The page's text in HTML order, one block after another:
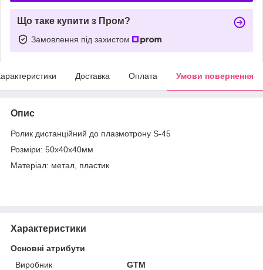
Що таке купити з Пром?
Замовлення під захистом
Доставка Оплата Умови повернення
Опис
Ролик дистанційний до плазмотрону S-45
Розміри: 50х40х40мм
Матеріал: метал, пластик
Характеристики
Основні атрибути
Виробник
GTM